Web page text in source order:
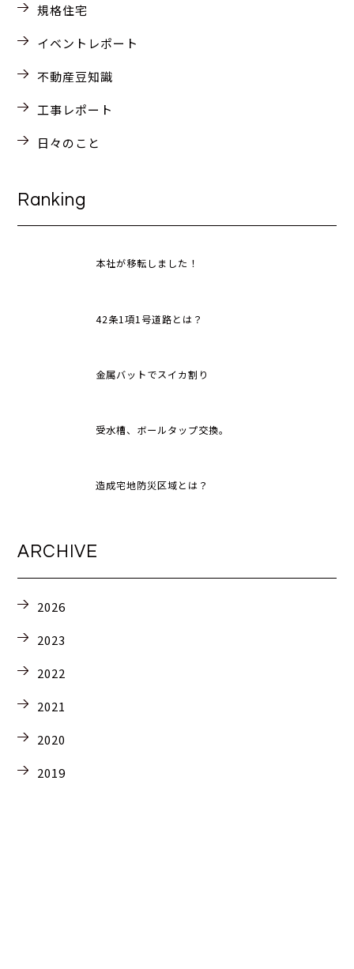
規格住宅
イベントレポート
不動産豆知識
工事レポート
日々のこと
Ranking
本社が移転しました！
42条1項1号道路とは？
金属バットでスイカ割り
受水槽、ボールタップ交換。
造成宅地防災区域とは？
ARCHIVE
2026
2023
2022
2021
2020
2019